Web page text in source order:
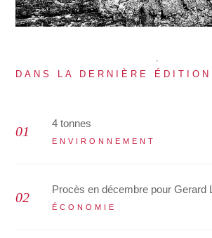
DANS LA DERNIÈRE ÉDITION
4 tonnes
ENVIRONNEMENT
Procès en décembre pour Gerard
ÉCONOMIE